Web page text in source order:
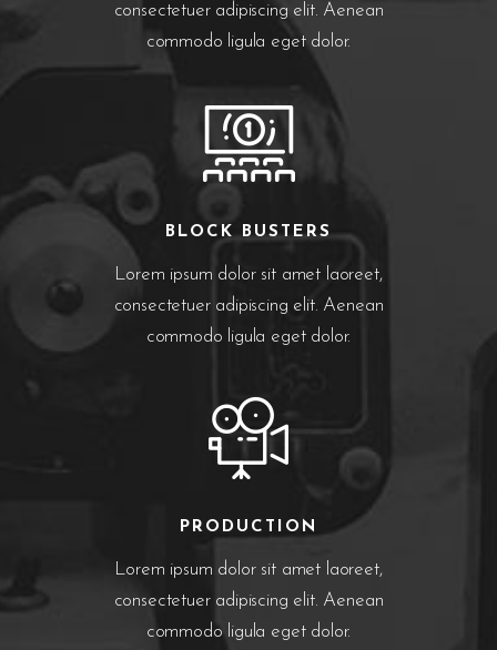
consectetuer adipiscing elit. Aenean
commodo ligula eget dolor.
BLOCK BUSTERS
Lorem ipsum dolor sit amet laoreet,
consectetuer adipiscing elit. Aenean
commodo ligula eget dolor.
PRODUCTION
Lorem ipsum dolor sit amet laoreet,
consectetuer adipiscing elit. Aenean
commodo ligula eget dolor.